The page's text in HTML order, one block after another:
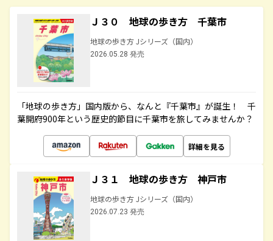
Ｊ３０ 地球の歩き方 千葉市
地球の歩き方 Jシリーズ（国内）
2026.05.28 発売
「地球の歩き方」国内版から、なんと『千葉市』が誕生！ 千
葉開府900年という歴史的節目に千葉市を旅してみませんか？
詳細を見る
Ｊ３１ 地球の歩き方 神戸市
地球の歩き方 Jシリーズ（国内）
2026.07.23 発売